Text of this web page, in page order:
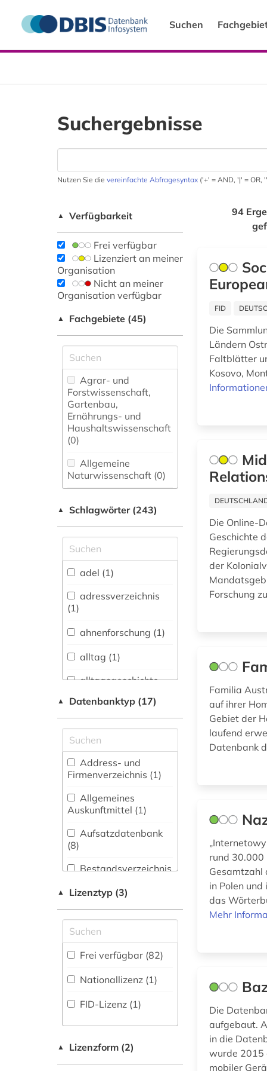
Suchen
Suchergebnisse
Nutzen Sie die vereinfachte Abfragesyntax ('+' = AND, '|' = OR,
▲ Verfügbarkeit
Frei verfügbar
Lizenziert an meiner
Organisation
Nicht an meiner
Organisation verfügbar
▲ Fachgebiete (45)
Agrar- und
Forstwissenschaft,
Gartenbau,
Ernährungs- und
Haushaltswissenschaft
(0)
Allgemeine
Naturwissenschaft (0)
fachübergreifende
Allgemeine und
vergleichende Sprach-
und
Literaturwissenschaft.
Indogermanistik.
Außereuropäische
Literaturen (4)
Anglistik.
Amerikanistik (0)
Vermessungswesen (2)
Biologie,
Biotechnologie (0)
Buch- und
Bibliothekswesen,
Informationswissenschaft
(2)
Pharmazie (0)
Elektrotechnik,
Elektronik,
Nachrichtentechnik (1)
Energietechnik (0)
Ethnologie (1)
FID Nordeuropa (1)
Geographie (4)
(0)
▲ Schlagwörter (243)
adel (1)
adressverzeichnis
(1)
ahnenforschung (1)
alltag (1)
alltagsgeschichte
architektur (2)
archiv (1)
archäologie (2)
authentizität (1)
autobiografische
literatur (1)
außenpolitik (1)
baltikum (1)
bayerische
staatsbibliothek (2)
berlin (1)
bevölkerung (2)
bibliografie (8)
bibliographie 1800 -
2009 (1)
▲ Datenbanktyp (17)
Address- und
Firmenverzeichnis (1)
Allgemeines
Auskunftmittel (1)
Aufsatzdatenbank
(8)
Bestandsverzeichnis
Buchhandelsverzeichnis
Disziplinäre
Forschungsdatenrepositorien
(0
Repositorien (3
▲ Lizenztyp (3)
Frei verfügbar (82)
Nationallizenz (1)
FID-Lizenz (1)
▲ Lizenzform (2)
94
FID
Die
Ländern
Faltblätter
Kosovo,
Die Online-
Geschichte
der
Forschung
Familia
auf ihrer
Gebiet der
laufend
Datenbank
rund 30.000
Gesamtzahl
in Polen
das
Mehr
Die
aufgebaut.
in die
wurde 2015
mobiler